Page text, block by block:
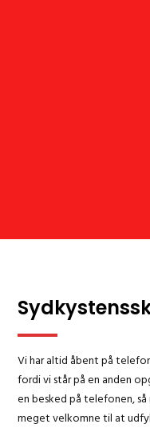
Vi har altid åbent på
fordi vi står på en anden
en besked på telefonen, så
meget velkomne til at